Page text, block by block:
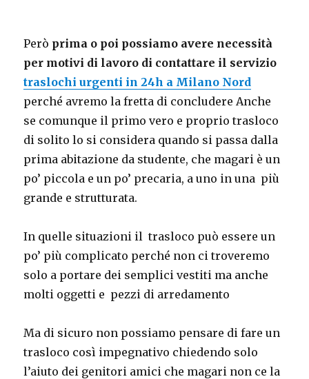
Però prima o poi possiamo avere necessità
per motivi di lavoro di contattare il servizio
traslochi urgenti in 24h a Milano Nord
perché avremo la fretta di concludere Anche
se comunque il primo vero e proprio trasloco
di solito lo si considera quando si passa dalla
prima abitazione da studente, che magari è un
po’ piccola e un po’ precaria, a uno in una più
grande e strutturata.
In quelle situazioni il trasloco può essere un
po’ più complicato perché non ci troveremo
solo a portare dei semplici vestiti ma anche
molti oggetti e pezzi di arredamento
Ma di sicuro non possiamo pensare di fare un
trasloco così impegnativo chiedendo solo
l’aiuto dei genitori amici che magari non ce la